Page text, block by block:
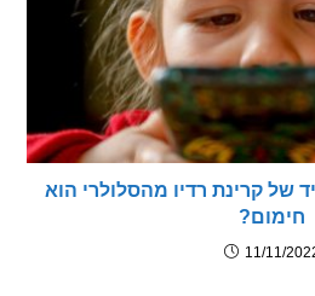
רדיו מהסלולרי הוא